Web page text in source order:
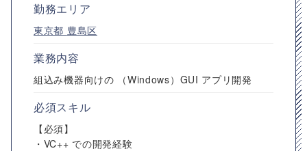
勤務エリア
東京都 豊島区
業務内容
組込み機器向けの （Windows）GUI アプリ開発
必須スキル
【必須】
・VC++ での開発経験